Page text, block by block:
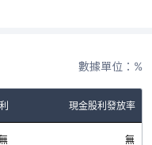
數據單位：%
現金股利發放率
無